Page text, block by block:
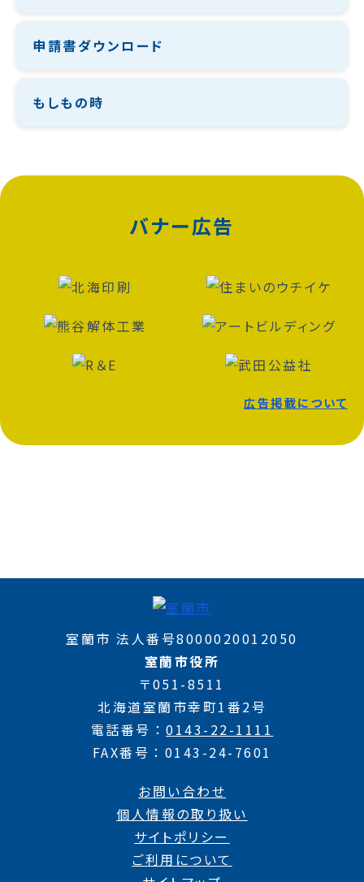
申請書ダウンロード
もしもの時
バナー広告
広告掲載について
室蘭市 法人番号8000020012050
室蘭市役所
〒051-8511
北海道室蘭市幸町1番2号
電話番号
0143-22-1111
FAX番号
0143-24-7601
お問い合わせ
個人情報の取り扱い
サイトポリシー
ご利用について